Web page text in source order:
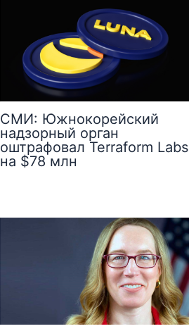
СМИ: Южнокорейский
надзорный орган
оштрафовал Terraform Labs
на $78 млн